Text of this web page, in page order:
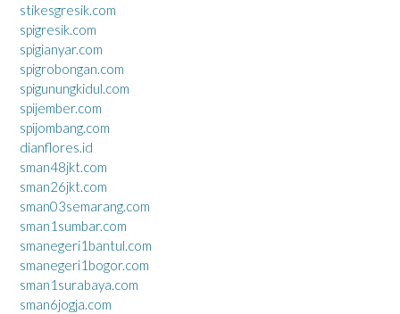
stikesgresik.com
spigresik.com
spigianyar.com
spigrobongan.com
spigunungkidul.com
spijember.com
spijombang.com
dianflores.id
sman48jkt.com
sman26jkt.com
sman03semarang.com
sman1sumbar.com
smanegeri1bantul.com
smanegeri1bogor.com
sman1surabaya.com
sman6jogja.com